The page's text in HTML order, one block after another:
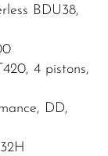
BDU38,
4 pistons,
DD,